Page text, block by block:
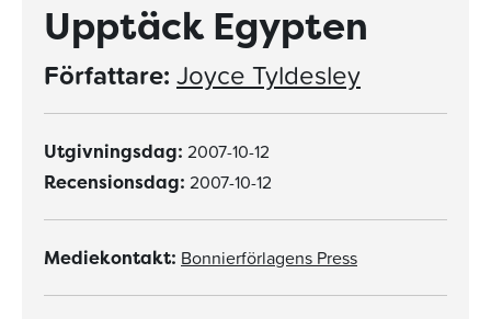
Upptäck Egypten
Författare: Joyce Tyldesley
Utgivningsdag: 2007-10-12
Recensionsdag: 2007-10-12
Mediekontakt: Bonnierförlagens Press